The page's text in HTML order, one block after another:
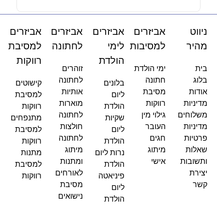
ניווט
מהיר
בית
בלוג
אודות
מדיניות
משלוחים
מדיניות
פרטיות
שאלות
ותשובות
יצירת
קשר
אביזרים
למסיבות
ימי הולדת
חתונה
מסיבת
רווקות
גילוי מין
העובר
חגים
מיתוג
אישי
אביזרים
לימי
הולדת
בלונים
ליום
הולדת
שקיות
ליום
הולדת
נרות ליום
הולדת
פיניאטה
ליום
הולדת
אביזרים
לחתונה
זוהרים
לחתונה
אותיות
מוארות
לחתונה
חולצות
לחתונה
מיתוג
ומתנות
לאורחים
מסיבת
נישואים
אביזרים
למסיבת
רווקות
קישוטים
למסיבת
רווקות
מתנפחים
למסיבת
רווקות
מתנות
למסיבת
רווקות